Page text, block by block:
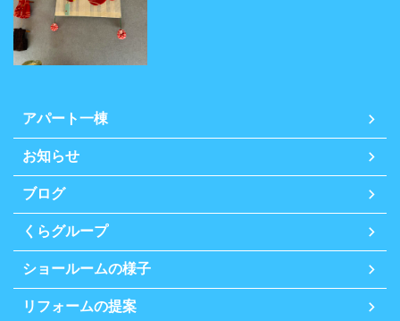
アパート一棟
お知らせ
ブログ
くらグループ
ショールームの様子
リフォームの提案